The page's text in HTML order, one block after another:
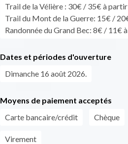
Trail de la Vélière : 30€ / 35€ à
Trail du Mont de la Guerre: 15€ /
Randonnée du Grand Bec: 8€ / 11€
Dates et périodes d'ouverture
Dimanche 16 août 2026.
Moyens de paiement acceptés
Carte bancaire/crédit
Chèque
Virement